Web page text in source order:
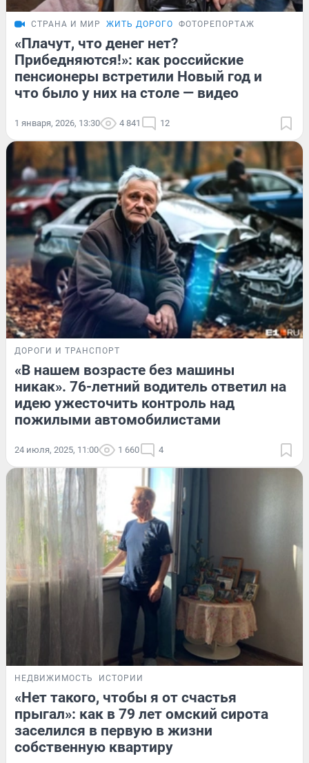
СТРАНА И МИР ЖИТЬ ДОРОГО ФОТОРЕПОРТАЖ
«Плачут, что денег нет?
Прибедняются!»: как российские
пенсионеры встретили Новый год и
что было у них на столе — видео
1 января, 2026, 13:30 4 841 12
ДОРОГИ И ТРАНСПОРТ
«В нашем возрасте без машины
никак». 76-летний водитель ответил на
идею ужесточить контроль над
пожилыми автомобилистами
24 июля, 2025, 11:00 1 660 4
НЕДВИЖИМОСТЬ ИСТОРИИ
«Нет такого, чтобы я от счастья
прыгал»: как в 79 лет омский сирота
заселился в первую в жизни
собственную квартиру